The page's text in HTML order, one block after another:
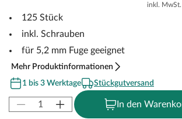
inkl. MwSt.
125 Stück
inkl. Schrauben
für 5,2 mm Fuge geeignet
Mehr Produktinformationen
1 bis 3 Werktage
Stückgutversand
In den